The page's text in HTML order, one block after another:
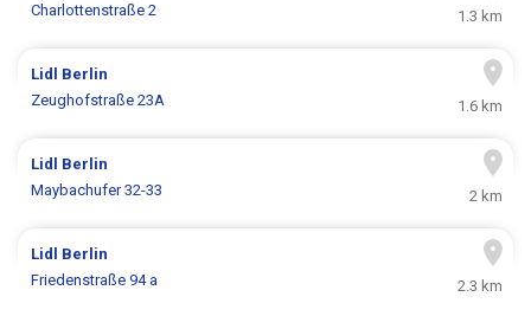
Charlottenstraße 2
1.3 km
Lidl Berlin
Zeughofstraße 23A
1.6 km
Lidl Berlin
Maybachufer 32-33
2 km
Lidl Berlin
Friedenstraße 94 a
2.3 km